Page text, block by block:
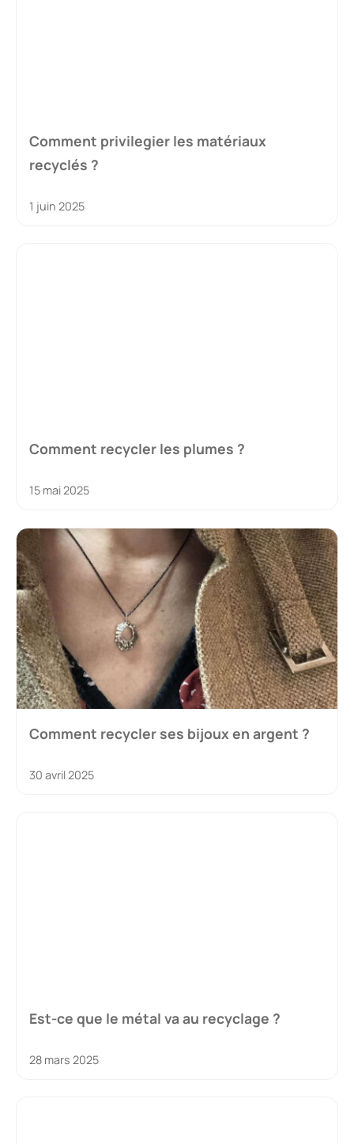
Comment privilegier les matériaux
recyclés ?
1 juin 2025
Comment recycler les plumes ?
15 mai 2025
Comment recycler ses bijoux en argent ?
30 avril 2025
Est-ce que le métal va au recyclage ?
28 mars 2025